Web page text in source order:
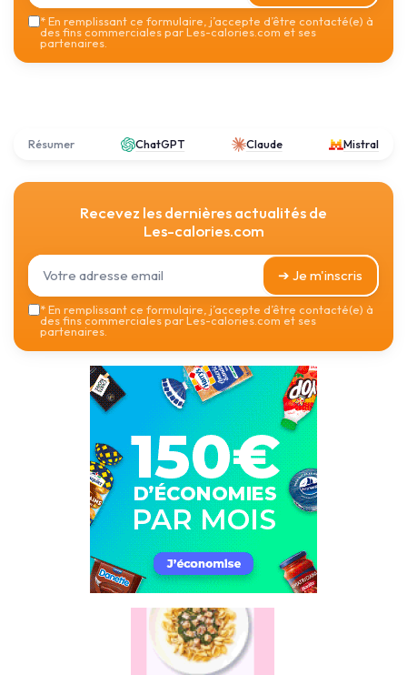
*En remplissant ce formulaire, j’accepte d’être contacté(e) à
des fins commerciales par Les-calories.com et ses
partenaires.
Résumer ChatGPT Claude Mistral
Recevez les dernières actualités de
Les-calories.com
➔ Je m'inscris
*En remplissant ce formulaire, j’accepte d’être contacté(e) à
des fins commerciales par Les-calories.com et ses
partenaires.